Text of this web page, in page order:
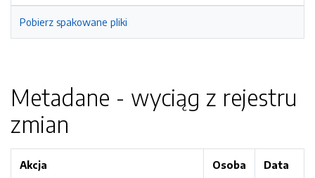
Pobierz spakowane pliki
Metadane - wyciąg z rejestru
zmian
Akcja Osoba Data